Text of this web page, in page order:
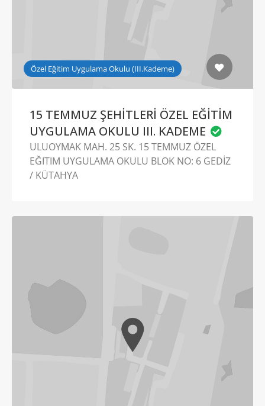
Özel Eğitim Uygulama Okulu (III.Kademe)
15 TEMMUZ ŞEHİTLERİ ÖZEL EĞİTİM
UYGULAMA OKULU III. KADEME
ULUOYMAK MAH. 25 SK. 15 TEMMUZ ÖZEL
EĞITIM UYGULAMA OKULU BLOK NO: 6 GEDİZ
/ KÜTAHYA